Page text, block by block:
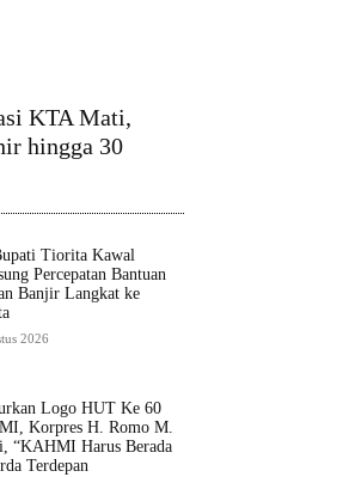
KTA Mati,
hingga 30
Tiorita Kawal
Percepatan Bantuan
Banjir Langkat ke
2026
Logo HUT Ke 60
Korpres H. Romo M.
“KAHMI Harus Berada
Terdepan